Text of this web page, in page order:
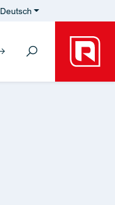
Deutsch